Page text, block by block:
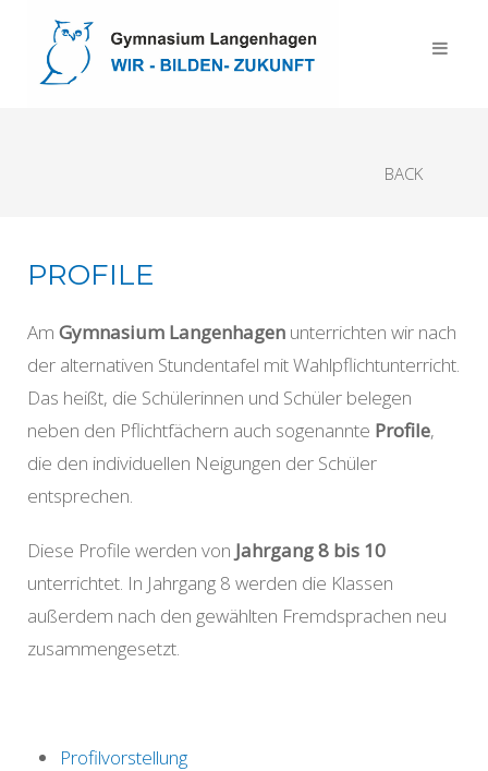
BACK
PROFILE
Am Gymnasium Langenhagen unterrichten wir nach
der alternativen Stundentafel mit Wahlpflichtunterricht.
Das heißt, die Schülerinnen und Schüler belegen
neben den Pflichtfächern auch sogenannte Profile,
die den individuellen Neigungen der Schüler
entsprechen.
Diese Profile werden von Jahrgang 8 bis 10
unterrichtet. In Jahrgang 8 werden die Klassen
außerdem nach den gewählten Fremdsprachen neu
zusammengesetzt.
Profilvorstellung